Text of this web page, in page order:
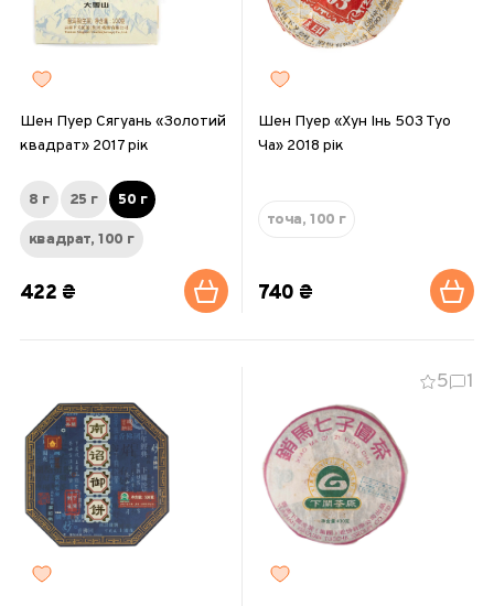
Шен Пуер Сягуань «Золотий
квадрат» 2017 рік
8 г 25 г 50 г
квадрат, 100 г
422 ₴
Шен Пуер «Хун Інь 503 Туо
Ча» 2018 рік
точа, 100 г
740 ₴
5 1